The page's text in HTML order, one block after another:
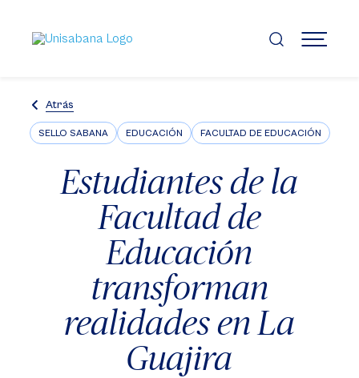
contenido
principal
MENÚ
Atrás
SELLO SABANA EDUCACIÓN FACULTAD DE EDUCACIÓN
Estudiantes de la
Facultad de
Educación
transforman
realidades en La
Guajira